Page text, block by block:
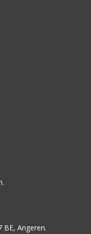
BE, Angeren.